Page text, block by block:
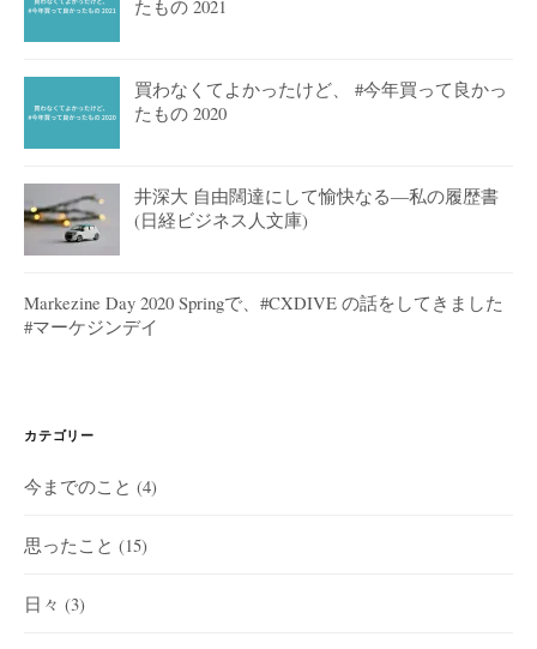
たもの 2021
買わなくてよかったけど、 #今年買って良かっ
たもの 2020
井深大 自由闊達にして愉快なる―私の履歴書
(日経ビジネス人文庫)
Markezine Day 2020 Springで、#CXDIVE の話をしてきました
#マーケジンデイ
カテゴリー
今までのこと (4)
思ったこと (15)
日々 (3)